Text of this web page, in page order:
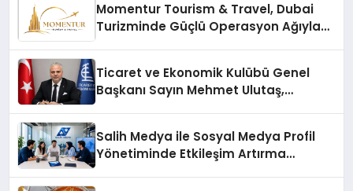
Momentur Tourism & Travel, Dubai
Turizminde Güçlü Operasyon Ağıyla
Ticaret ve Ekonomik Kulübü Genel
Başkanı Sayın Mehmet Ulutaş,
Salih Medya ile Sosyal Medya Profil
Yönetiminde Etkileşim Artırma